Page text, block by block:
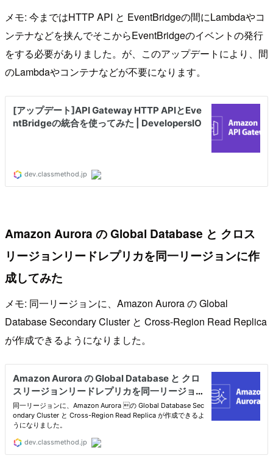
メモ: 今まではHTTP API と EventBridgeの間にLambdaやコ
ンテナなどを挟んでそこからEventBridgeのイベントの発行
をする必要がありました。が、このアップデートにより、間
のLambdaやコンテナなどが不要になります。
Amazon Aurora の Global Database と クロス
リージョンリードレプリカを同一リージョンに作
成してみた
メモ: 同一リージョンに、Amazon Aurora の Global
Database Secondary Cluster と Cross-Region Read Replica
が作成できるようになりました。